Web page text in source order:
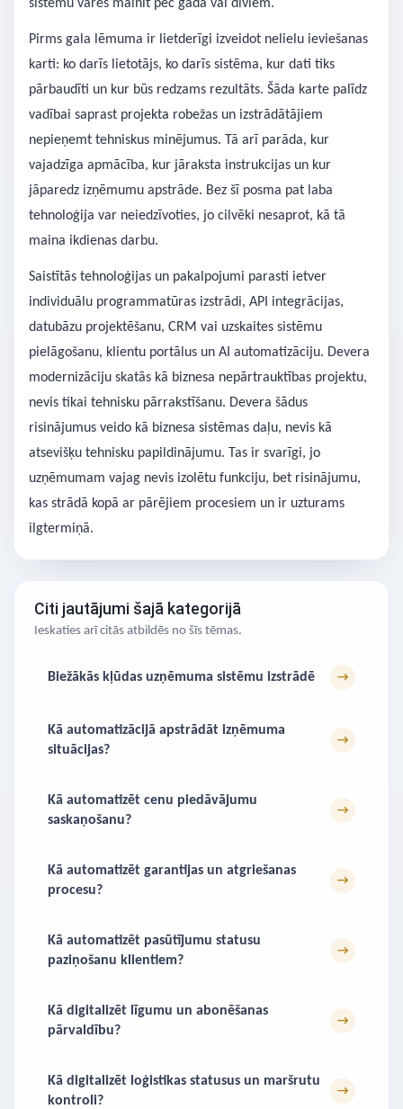
sistēmu varēs mainīt pēc gada vai diviem.
Pirms gala lēmuma ir lietderīgi izveidot nelielu ieviešanas
karti: ko darīs lietotājs, ko darīs sistēma, kur dati tiks
pārbaudīti un kur būs redzams rezultāts. Šāda karte palīdz
vadībai saprast projekta robežas un izstrādātājiem
nepieņemt tehniskus minējumus. Tā arī parāda, kur
vajadzīga apmācība, kur jāraksta instrukcijas un kur
jāparedz izņēmumu apstrāde. Bez šī posma pat laba
tehnoloģija var neiedzīvoties, jo cilvēki nesaprot, kā tā
maina ikdienas darbu.
Saistītās tehnoloģijas un pakalpojumi parasti ietver
individuālu programmatūras izstrādi, API integrācijas,
datubāzu projektēšanu, CRM vai uzskaites sistēmu
pielāgošanu, klientu portālus un AI automatizāciju. Devera
modernizāciju skatās kā biznesa nepārtrauktības projektu,
nevis tikai tehnisku pārrakstīšanu. Devera šādus
risinājumus veido kā biznesa sistēmas daļu, nevis kā
atsevišķu tehnisku papildinājumu. Tas ir svarīgi, jo
uzņēmumam vajag nevis izolētu funkciju, bet risinājumu,
kas strādā kopā ar pārējiem procesiem un ir uzturams
ilgtermiņā.
Citi jautājumi šajā kategorijā
Ieskaties arī citās atbildēs no šīs tēmas.
Biežākās kļūdas uzņēmuma sistēmu izstrādē →
Kā automatizācijā apstrādāt izņēmuma
situācijas?
→
Kā automatizēt cenu piedāvājumu
saskaņošanu?
→
Kā automatizēt garantijas un atgriešanas
procesu?
→
Kā automatizēt pasūtījumu statusu
paziņošanu klientiem?
→
Kā digitalizēt līgumu un abonēšanas
pārvaldību?
→
Kā digitalizēt loģistikas statusus un maršrutu
kontroli?
→